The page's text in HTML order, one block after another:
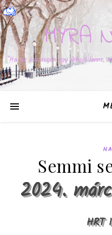
MYRA
"Ha az ösztrogén egy űrhajó lenne,
Semmi
2024.
HRT